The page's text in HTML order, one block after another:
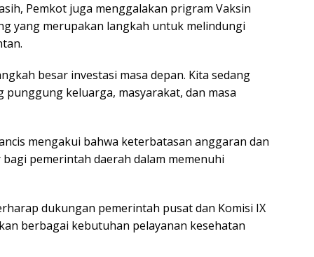
Pemkot juga menggalakan prigram Vaksin
yang merupakan langkah untuk melindungi
besar investasi masa depan. Kita sedang
keluarga, masyarakat, dan masa
mengakui bahwa keterbatasan anggaran dan
pemerintah daerah dalam memenuhi
dukungan pemerintah pusat dan Komisi IX
berbagai kebutuhan pelayanan kesehatan